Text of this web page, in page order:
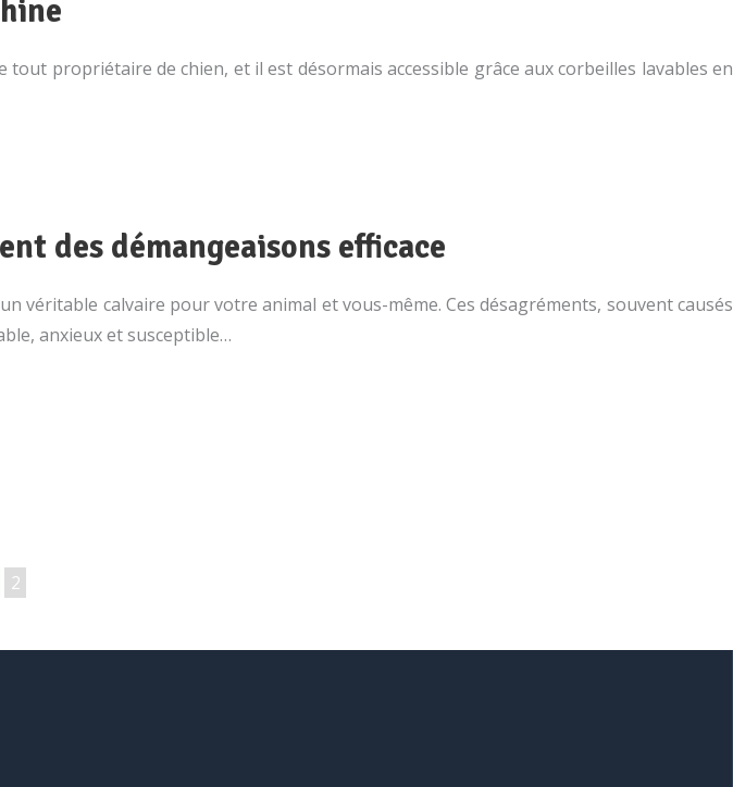
propriétaire de chien, et il est désormais accessible grâce aux corbeilles lavables en
des démangeaisons efficace
véritable calvaire pour votre animal et vous-même. Ces désagréments, souvent causés
anxieux et susceptible…
2